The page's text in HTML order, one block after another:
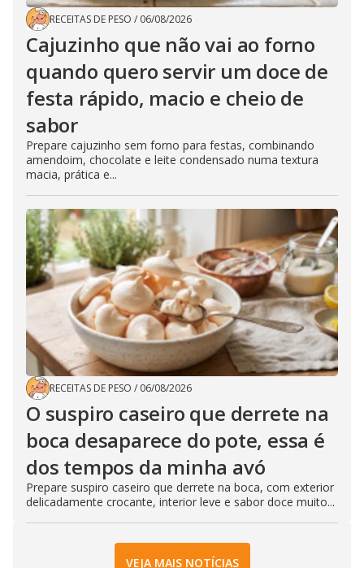
RECEITAS DE PESO / 06/08/2026
Cajuzinho que não vai ao forno
quando quero servir um doce de
festa rápido, macio e cheio de
sabor
Prepare cajuzinho sem forno para festas, combinando
amendoim, chocolate e leite condensado numa textura
macia, prática e...
RECEITAS DE PESO / 06/08/2026
O suspiro caseiro que derrete na
boca desaparece do pote, essa é
dos tempos da minha avó
Prepare suspiro caseiro que derrete na boca, com exterior
delicadamente crocante, interior leve e sabor doce muito...
VEJA MAIS NOTÍCIAS